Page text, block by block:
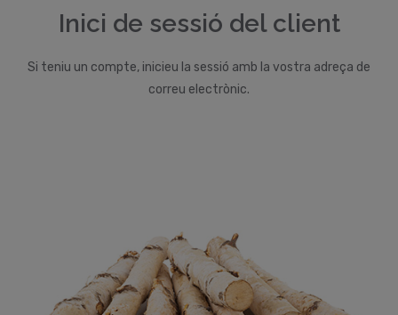
Inici de sessió del client
Si teniu un compte, inicieu la sessió amb la vostra adreça de
correu electrònic.